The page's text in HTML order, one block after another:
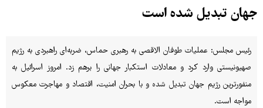
جهان تبدیل شده است
رئیس مجلس: عملیات طوفان الاقصی به رهبری حماس، ضربه‌ای راهبردی به رژیم
صهیونیستی وارد کرد و معادلات استکبار جهانی را برهم زد. امروز اسرائیل به
منفورترین رژیم جهان تبدیل شده و با بحران امنیت، اقتصاد و مهاجرت معکوس
مواجه است.